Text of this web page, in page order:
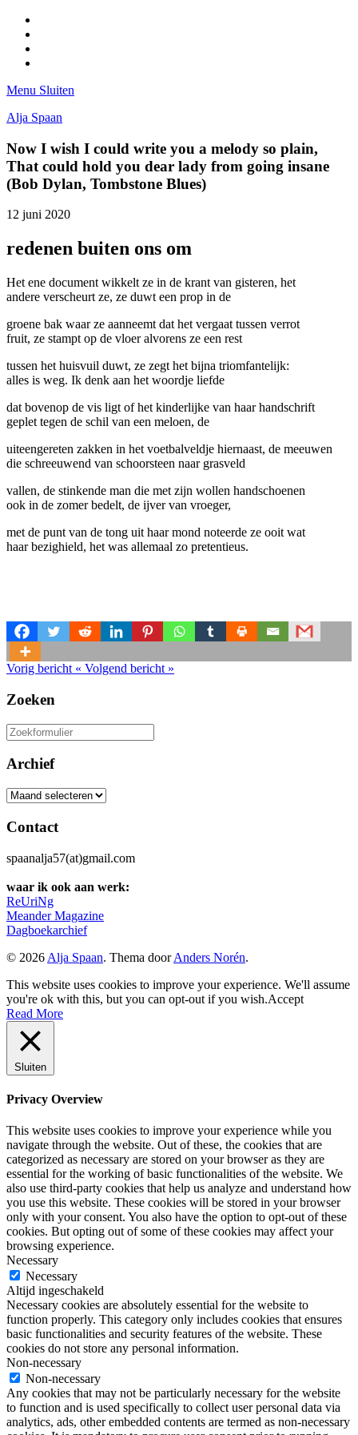
Menu Sluiten
Alja Spaan
Now I wish I could write you a melody so plain,
That could hold you dear lady from going insane
(Bob Dylan, Tombstone Blues)
12 juni 2020
redenen buiten ons om
Het ene document wikkelt ze in de krant van gisteren, het
andere verscheurt ze, ze duwt een prop in de
groene bak waar ze aanneemt dat het vergaat tussen verrot
fruit, ze stampt op de vloer alvorens ze een rest
tussen het huisvuil duwt, ze zegt het bijna triomfantelijk:
alles is weg. Ik denk aan het woordje liefde
dat bovenop de vis ligt of het kinderlijke van haar handschrift
geplet tegen de schil van een meloen, de
uiteengereten zakken in het voetbalveldje hiernaast, de meeuwen
die schreeuwend van schoorsteen naar grasveld
vallen, de stinkende man die met zijn wollen handschoenen
ook in de zomer bedelt, de ijver van vroeger,
met de punt van de tong uit haar mond noteerde ze ooit wat
haar bezighield, het was allemaal zo pretentieus.
Vorig bericht « Volgend bericht »
Zoeken
Zoeken
naar:
Archief
Archief
Contact
spaanalja57(at)gmail.com
waar ik ook aan werk:
ReUriNg
Meander Magazine
Dagboekarchief
© 2026 Alja Spaan. Thema doorAnders Norén.
This website uses cookies to improve your experience. We'll assume
you're ok with this, but you can opt-out if you wish.Accept
Read More
Sluiten
Privacy Overview
This website uses cookies to improve your experience while you
navigate through the website. Out of these, the cookies that are
categorized as necessary are stored on your browser as they are
essential for the working of basic functionalities of the website. We
also use third-party cookies that help us analyze and understand how
you use this website. These cookies will be stored in your browser
only with your consent. You also have the option to opt-out of these
cookies. But opting out of some of these cookies may affect your
browsing experience.
Necessary
Necessary
Altijd ingeschakeld
Necessary cookies are absolutely essential for the website to
function properly. This category only includes cookies that ensures
basic functionalities and security features of the website. These
cookies do not store any personal information.
Non-necessary
Non-necessary
Any cookies that may not be particularly necessary for the website
to function and is used specifically to collect user personal data via
analytics, ads, other embedded contents are termed as non-necessary